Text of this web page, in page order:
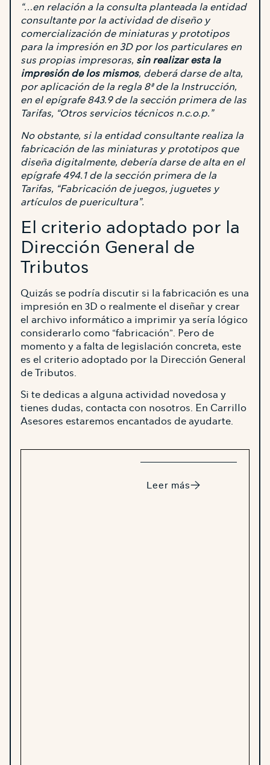
“…en relación a la consulta planteada la entidad
consultante por la actividad de diseño y
comercialización de miniaturas y prototipos
para la impresión en 3D por los particulares en
sus propias impresoras, sin realizar esta la
impresión de los mismos, deberá darse de alta,
por aplicación de la regla 8ª de la Instrucción,
en el epígrafe 843.9 de la sección primera de las
Tarifas, “Otros servicios técnicos n.c.o.p.”
No obstante, si la entidad consultante realiza la
fabricación de las miniaturas y prototipos que
diseña digitalmente, debería darse de alta en el
epígrafe 494.1 de la sección primera de la
Tarifas, “Fabricación de juegos, juguetes y
artículos de puericultura”.
El criterio adoptado por la
Dirección General de
Tributos
Quizás se podría discutir si la fabricación es una
impresión en 3D o realmente el diseñar y crear
el archivo informático a imprimir ya sería lógico
considerarlo como “fabricación”. Pero de
momento y a falta de legislación concreta, este
es el criterio adoptado por la Dirección General
de Tributos.
Si te dedicas a alguna actividad novedosa y
tienes dudas, contacta con nosotros. En Carrillo
Asesores estaremos encantados de ayudarte.
Leer más